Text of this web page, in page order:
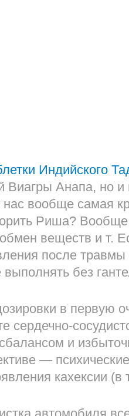
Индийского
Виагры Анапа, но
вообще самая
Риша?
веществ и т.
после травмы
без
в первую
сердечно-
и
—
кахексии (в